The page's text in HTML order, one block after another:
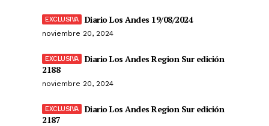
Diario Los Andes 19/08/2024
noviembre 20, 2024
Diario Los Andes Region Sur edición
2188
noviembre 20, 2024
Diario Los Andes Region Sur edición
2187